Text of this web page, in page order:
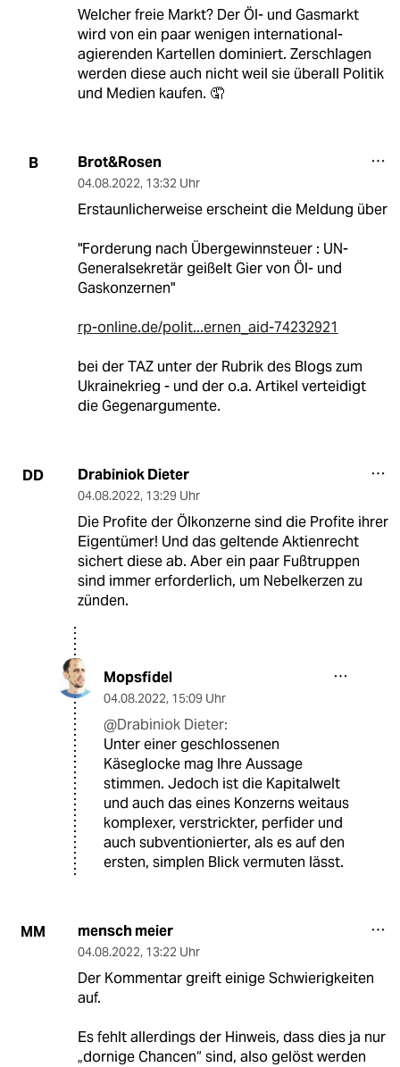
Welcher freie Markt? Der Öl- und Gasmarkt
wird von ein paar wenigen international-
agierenden Kartellen dominiert. Zerschlagen
werden diese auch nicht weil sie überall Politik
und Medien kaufen. 🤦
B Brot&Rosen
04.08.2022, 13:32 Uhr
Erstaunlicherweise erscheint die Meldung über
"Forderung nach Übergewinnsteuer : UN-
Generalsekretär geißelt Gier von Öl- und
Gaskonzernen"
rp-online.de/polit...ernen_aid-74232921
bei der TAZ unter der Rubrik des Blogs zum
Ukrainekrieg - und der o.a. Artikel verteidigt
die Gegenargumente.
DD Drabiniok Dieter
04.08.2022, 13:29 Uhr
Die Profite der Ölkonzerne sind die Profite ihrer
Eigentümer! Und das geltende Aktienrecht
sichert diese ab. Aber ein paar Fußtruppen
sind immer erforderlich, um Nebelkerzen zu
zünden.
Mopsfidel
04.08.2022, 15:09 Uhr
@Drabiniok Dieter:
Unter einer geschlossenen
Käseglocke mag Ihre Aussage
stimmen. Jedoch ist die Kapitalwelt
und auch das eines Konzerns weitaus
komplexer, verstrickter, perfider und
auch subventionierter, als es auf den
ersten, simplen Blick vermuten lässt.
MM mensch meier
04.08.2022, 13:22 Uhr
Der Kommentar greift einige Schwierigkeiten
auf.
Es fehlt allerdings der Hinweis, dass dies ja nur
„dornige Chancen“ sind, also gelöst werden